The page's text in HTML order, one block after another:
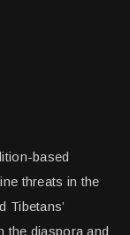
based
threats in the
Tibetans’
the diaspora and